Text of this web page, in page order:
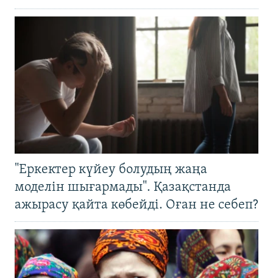
"Еркектер күйеу болудың жаңа
моделін шығармады". Қазақстанда
ажырасу қайта көбейді. Оған не себеп?